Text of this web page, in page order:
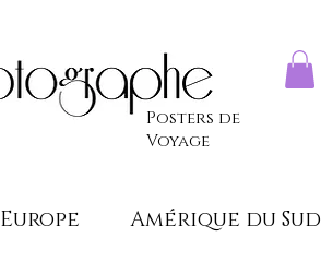
Posters de
Voyage
Europe Amérique du Sud